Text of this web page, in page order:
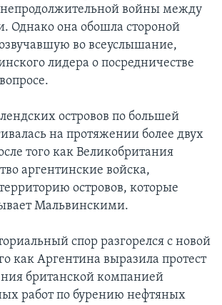
войны между
Однако она обошла стороной
во всеуслышание,
лидера о посредничестве
островов по большей
на протяжении более двух
того как Великобритания
аргентинские войска,
островов, которые
Мальвинскими.
спор разгорелся с новой
как Аргентина выразила протест
британской компанией
работ по бурению нефтяных